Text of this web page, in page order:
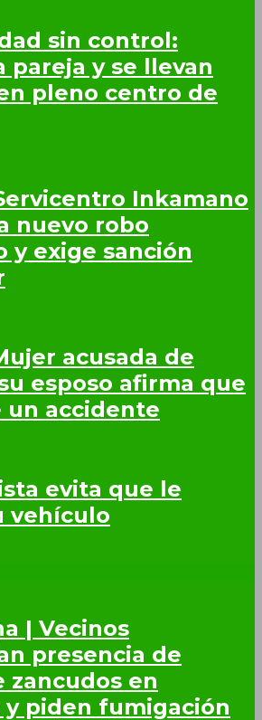
sin control:
pareja y se llevan
pleno centro de
Inkamano
nuevo robo
y exige sanción
acusada de
esposo afirma que
accidente
evita que le
vehículo
| Vecinos
presencia de
zancudos en
y piden fumigación